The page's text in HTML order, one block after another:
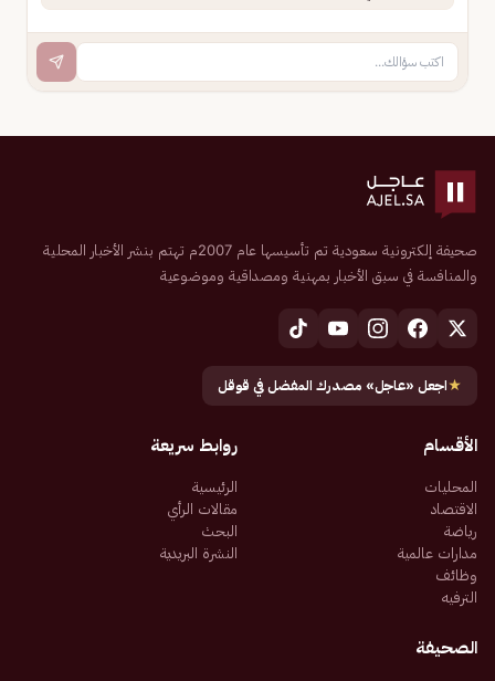
صحيفة إلكترونية سعودية تم تأسيسها عام 2007م تهتم بنشر الأخبار المحلية
والمنافسة في سبق الأخبار بمهنية ومصداقية وموضوعية
★اجعل «عاجل» مصدرك المفضل في قوقل
الأقسام
المحليات
الاقتصاد
رياضة
مدارات عالمية
وظائف
الترفيه
روابط سريعة
الرئيسية
مقالات الرأي
البحث
النشرة البريدية
الصحيفة